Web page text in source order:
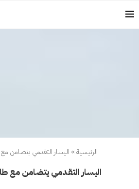
الرئيسية» اليسار التقدمي يتضامن
اليسار التقدمي يتضامن مع